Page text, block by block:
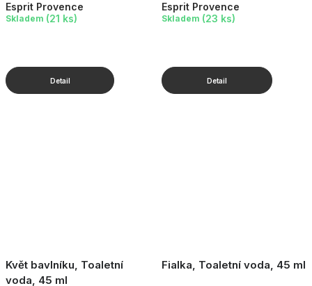
Esprit Provence
Skladem (21 ks)
Esprit Provence
Skladem (23 ks)
Květ bavlníku, Toaletní
voda, 45 ml
Fialka, Toaletní voda, 45 ml